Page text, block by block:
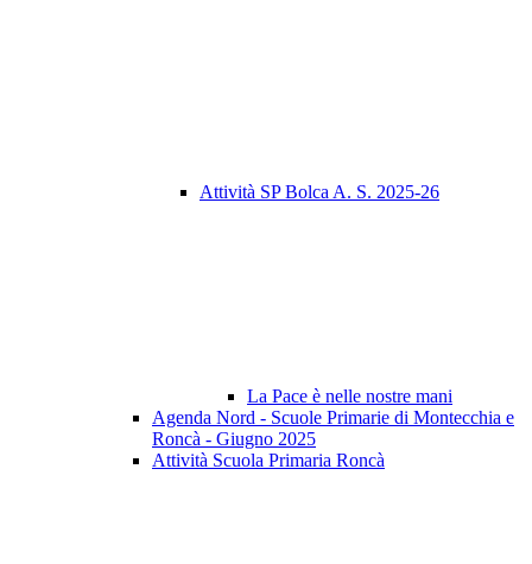
Attività SP Bolca A. S. 2025-26
La Pace è nelle nostre mani
Agenda Nord - Scuole Primarie di Montecchia e
Roncà - Giugno 2025
Attività Scuola Primaria Roncà